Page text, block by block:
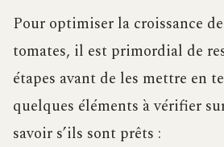
Pour optimiser la croissance
tomates, il est primordial de
étapes avant de les mettre en
quelques éléments à vérifier
savoir s’ils sont prêts :